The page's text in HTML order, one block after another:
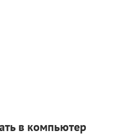
в компьютер